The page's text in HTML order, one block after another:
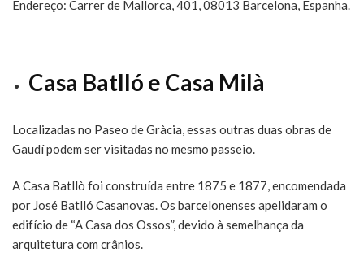
Endereço: Carrer de Mallorca, 401, 08013 Barcelona, Espanha.
Casa Batlló e Casa Milà
Localizadas no Paseo de Gràcia, essas outras duas obras de
Gaudí podem ser visitadas no mesmo passeio.
A Casa Batllò foi construída entre 1875 e 1877, encomendada
por José Batlló Casanovas. Os barcelonenses apelidaram o
edifício de “A Casa dos Ossos”, devido à semelhança da
arquitetura com crânios.